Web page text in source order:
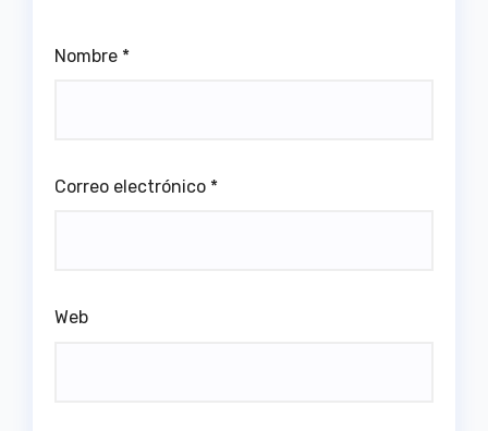
Nombre *
Correo electrónico *
Web